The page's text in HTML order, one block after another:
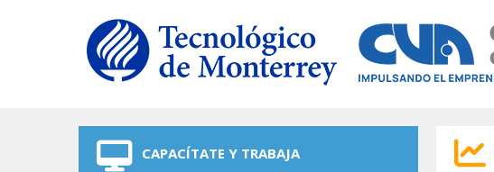
CAPACÍTATE Y TRABAJA